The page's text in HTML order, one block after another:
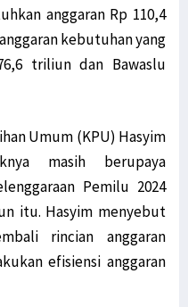
anggaran Rp 110,4
kebutuhan yang
triliun dan Bawaslu
Umum (KPU) Hasyim
masih berupaya
Pemilu 2024
itu. Hasyim menyebut
rincian anggaran
efisiensi anggaran